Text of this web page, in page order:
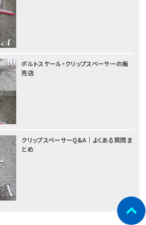
ボルトスケール・クリップスペーサーの販
売店
クリップスペーサーQ&A｜よくある質問ま
とめ